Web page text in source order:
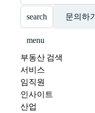
search 문의하기
menu
부동산 검색
서비스
임직원
인사이트
산업